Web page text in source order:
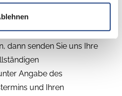
Wenn Sie einen
suchen und Spaß an
dann senden Sie uns Ihre
Angabe des
und Ihren